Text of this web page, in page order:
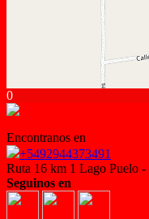
0
Encontranos en
+5492944373491
Ruta 16 km 1 Lago Puelo
Seguinos en